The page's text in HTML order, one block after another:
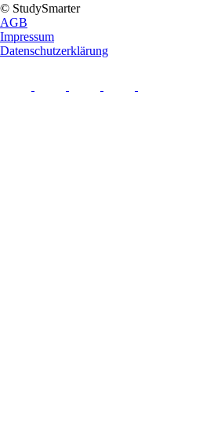
© StudySmarter
AGB
Impressum
Datenschutzerklärung